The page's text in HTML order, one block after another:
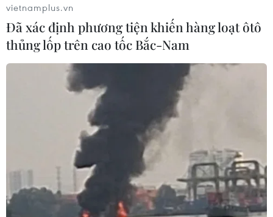
vietnamplus.vn
Đã xác định phương tiện khiến hàng loạt ôtô
thủng lốp trên cao tốc Bắc-Nam